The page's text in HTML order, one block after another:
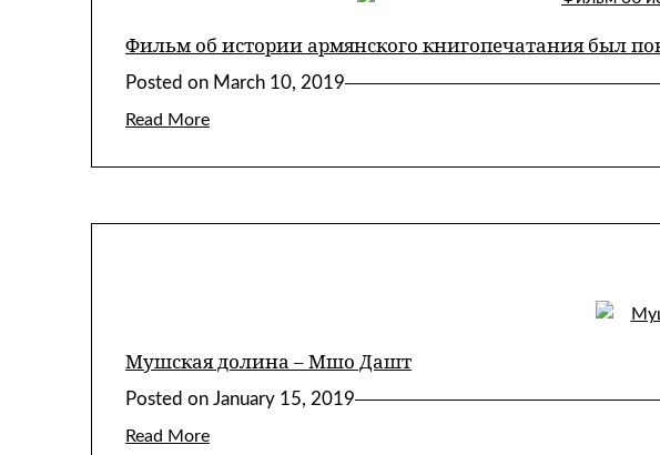
Фильм об истории армянского книгопечатания был
Posted on March 10, 2019
Read More
Мушская долина – Мшо Дашт
Posted on January 15, 2019
Read More